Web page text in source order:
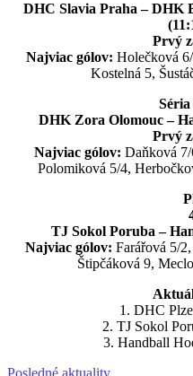
DHC Slavia Praha – DHK
Prvý
Najviac gólov: Holečková
Kostelná 5,
Séria
DHK Zora Olomouc –
Prvý
Najviac gólov: Daňková
Polomiková 5/4,
TJ Sokol Poruba –
Najviac gólov: Farářová 5/
Štipčáková 9,
1. DHC
2. TJ Sokol
3. Handball